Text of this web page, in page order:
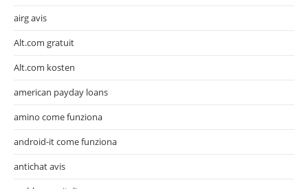
airg avis
Alt.com gratuit
Alt.com kosten
american payday loans
amino come funziona
android-it come funziona
antichat avis